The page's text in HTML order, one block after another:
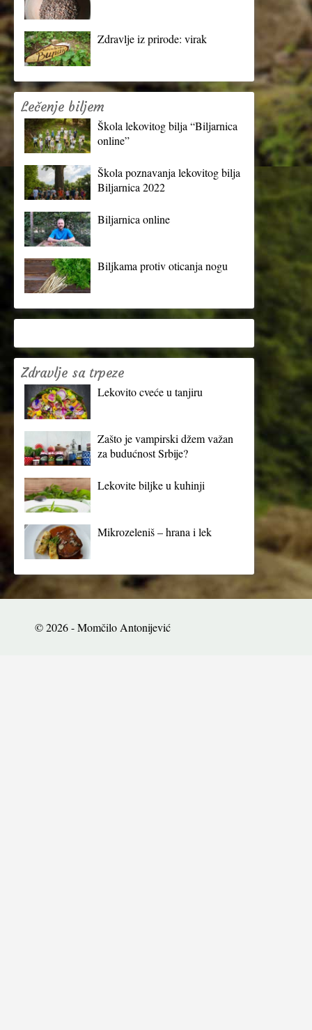
Zdravlje iz prirode: virak
Lečenje biljem
Škola lekovitog bilja “Biljarnica
online”
Škola poznavanja lekovitog bilja
Biljarnica 2022
Biljarnica online
Biljkama protiv oticanja nogu
Zdravlje sa trpeze
Lekovito cveće u tanjiru
Zašto je vampirski džem važan
za budućnost Srbije?
Lekovite biljke u kuhinji
Mikrozeleniš – hrana i lek
© 2026 - Momčilo Antonijević